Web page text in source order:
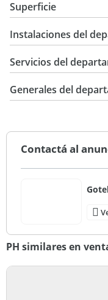
USD 87.000
Superficie
80 m2
Instalaciones del
Servicios del
Generales del
Contactá al
PH similares en